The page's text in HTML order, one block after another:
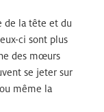
de la tête et du
ci sont plus
des mœurs
se jeter sur
même la